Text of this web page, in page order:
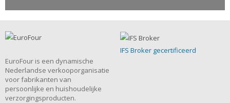
EuroFour is een dynamische
Nederlandse verkooporganisatie
voor fabrikanten van
persoonlijke en huishoudelijke
verzorgingsproducten.
IFS Broker gecertificeerd